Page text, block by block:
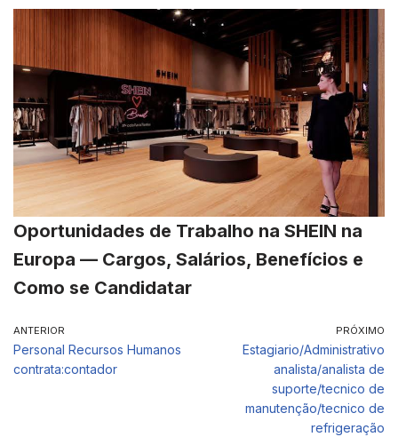
Oportunidades de Trabalho na SHEIN na
Europa — Cargos, Salários, Benefícios e
Como se Candidatar
ANTERIOR
Personal Recursos Humanos
contrata:contador
PRÓXIMO
Estagiario/Administrativo
analista/analista de
suporte/tecnico de
manutenção/tecnico de
refrigeração